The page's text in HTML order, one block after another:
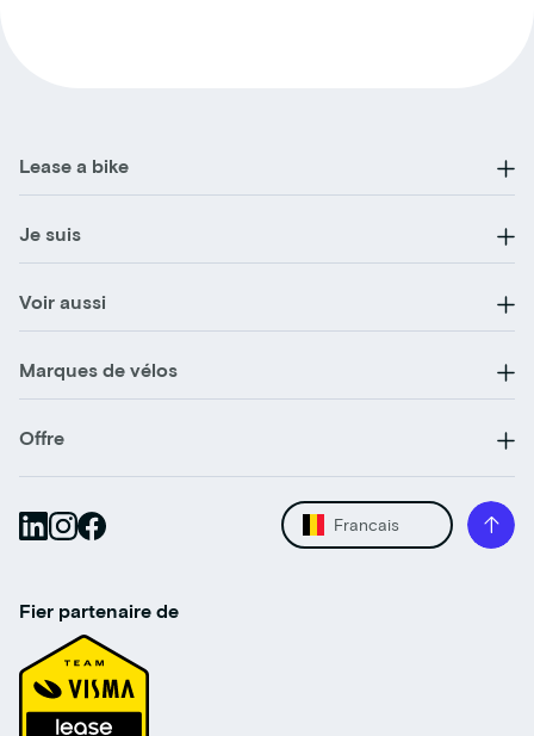
Lease a bike
Je suis
Voir aussi
Marques de vélos
Offre
Francais
Fier partenaire de